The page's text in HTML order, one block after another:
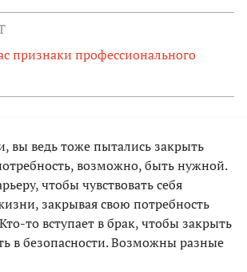
признаки профессионального
вы ведь тоже пытались закрыть
возможно, быть нужной.
чтобы чувствовать себя
закрывая свою потребность
то вступает в брак, чтобы закрыть
в безопасности. Возможны разные